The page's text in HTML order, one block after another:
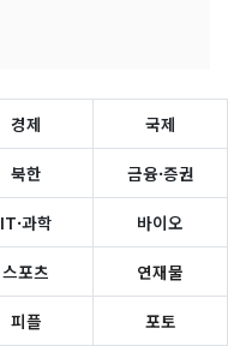
경제 국제
북한 금융·증권
IT·과학 바이오
스포츠 연재물
피플 포토